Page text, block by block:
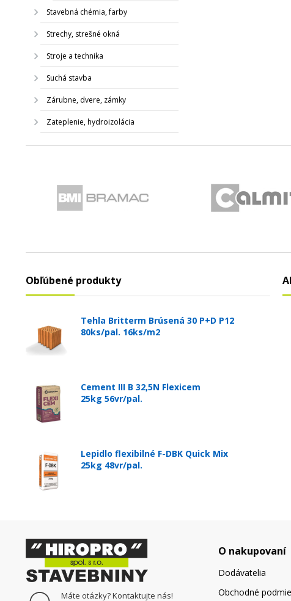
Stavebná chémia, farby
Strechy, strešné okná
Stroje a technika
Suchá stavba
Zárubne, dvere, zámky
Zateplenie, hydroizolácia
Obľúbené produkty
Tehla Britterm Brúsená 30 P+D P12
80ks/pal. 16ks/m2
Cement III B 32,5N Flexicem
25kg 56vr/pal.
Lepidlo flexibilné F-DBK Quick Mix
25kg 48vr/pal.
Máte otázky? Kontaktujte nás!
O nakupovaní
Dodávatelia
Obchodné